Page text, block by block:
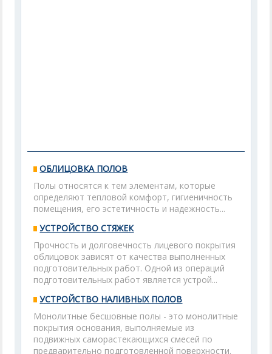
ОБЛИЦОВКА ПОЛОВ
Полы относятся к тем элементам, которые
определяют тепловой комфорт, гигиеничность
помещения, его эстетичность и надежность...
УСТРОЙСТВО СТЯЖЕК
Прочность и долговечность лицевого покрытия
облицовок зависят от качества выполненных
подготовительных работ. Одной из операций
подготовительных работ является устрой...
УСТРОЙСТВО НАЛИВНЫХ ПОЛОВ
Монолитные бесшовные полы - это монолитные
покрытия основания, выполняемые из
подвижных саморастекающихся смесей по
предварительно подготовленной поверхности.